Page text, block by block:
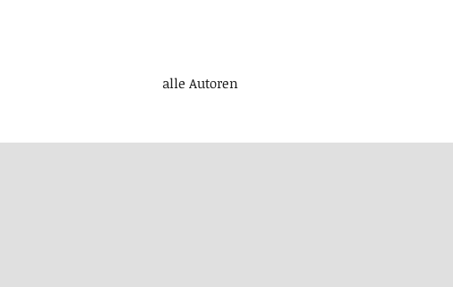
alle Autoren